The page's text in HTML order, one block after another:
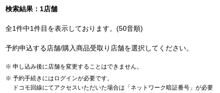
検索結果：1店舗
全1件中1件目を表示しております。(50音順)
予約申込する店舗/購入商品受取り店舗を選択してください。
申し込み後に店舗を変更することはできません。
予約手続きにはログインが必要です。
ドコモ回線にてアクセスいただいた場合は「ネットワーク暗証番号」が必要